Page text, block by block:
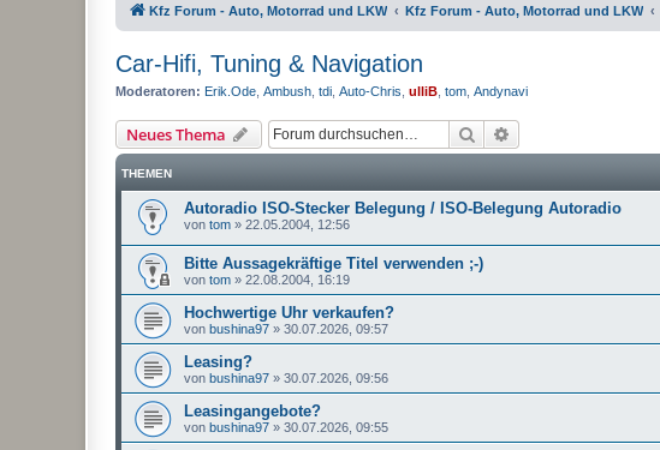
Kfz Forum - Auto, Motorrad und LKW Kfz Forum - Auto, Motorrad und LKW
Car-Hifi, Tuning & Navigation
Moderatoren: Erik.Ode Ambush tdi Auto-Chris ulliB tom Andynavi
Neues Thema Suche
THEMEN
Autoradio ISO-Stecker Belegung / ISO-Belegung Autoradio
von tom » 22.05.2004, 12:56
Bitte Aussagekräftige Titel verwenden ;-)
von tom » 22.08.2004, 16:19
Hochwertige Uhr verkaufen?
von bushina97 » 30.07.2026, 09:57
Leasing?
von bushina97 » 30.07.2026, 09:56
Leasingangebote?
von bushina97 » 30.07.2026, 09:55